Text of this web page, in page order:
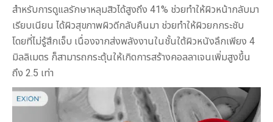
สำหรับการดูแลรักษาหลุมสิวได้สูงถึง 41% ช่วยทำให้ผิวหน้ากลับมา
เรียบเนียน ได้ผิวสุขภาพผิวดีกลับคืนมา ช่วยทำให้ผิวยกกระชับ
โดยที่ไม่รู้สึกเจ็บ เนื่องจากส่งพลังงานในชั้นใต้ผิวหนังลึกเพียง 4
มิลลิเมตร ก็สามารถกระตุ้นให้เกิดการสร้างคอลลาเจนเพิ่มสูงขึ้น
ถึง 2.5 เท่า